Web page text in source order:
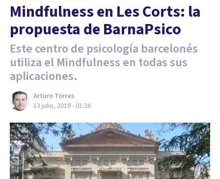
Mindfulness en Les Corts: la
propuesta de BarnaPsico
Este centro de psicología barcelonés
utiliza el Mindfulness en todas sus
aplicaciones.
Arturo Torres
13 julio, 2019 - 01:26